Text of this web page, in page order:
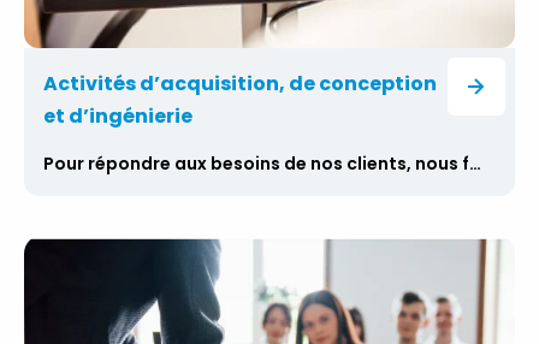
Activités d’acquisition, de conception
et d’ingénierie
Pour répondre aux besoins de nos clients, nous fournissons des services complets d’acquisition, de conception et d’ingénierie pour les structures foncières, énergétiques et de télécommunication. Selon les spécifités du client, nous localisons et sécurisons un site approprié pour la construction. Pour les projets de construction de télécommunications, les projets de construction linéaire ou les projets énergétiques et photovoltaïques, nous préparons la documentation du projet, y compris l’étude du site, la conception des structures en acier, l’équipement technologique, les connexions électriques, le câblage et les calculs statiques. Nous fournissons une gestion complète de la construction et un soutien législatif, y compris l’obtention des permis nécessaires et les décisions des parties concernées pour le début, la mise en œuvre et l’achèvement de la construction.